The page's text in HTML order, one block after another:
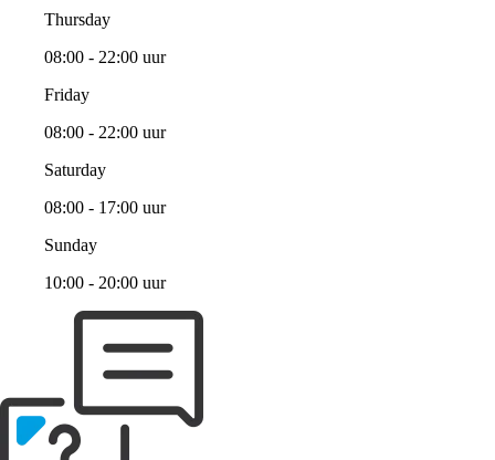
Thursday
08:00 - 22:00 uur
Friday
08:00 - 22:00 uur
Saturday
08:00 - 17:00 uur
Sunday
10:00 - 20:00 uur